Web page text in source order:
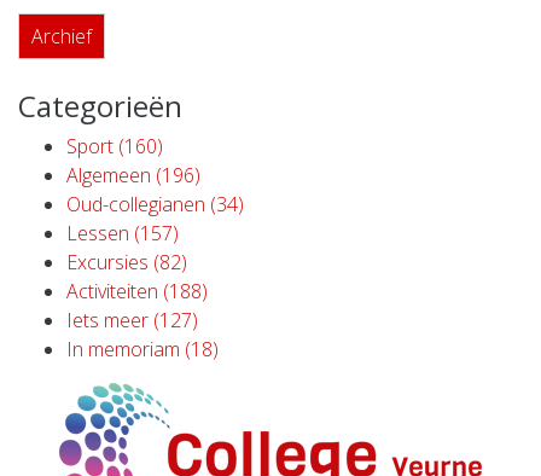
Archief
Categorieën
Sport (160)
Algemeen (196)
Oud-collegianen (34)
Lessen (157)
Excursies (82)
Activiteiten (188)
Iets meer (127)
In memoriam (18)